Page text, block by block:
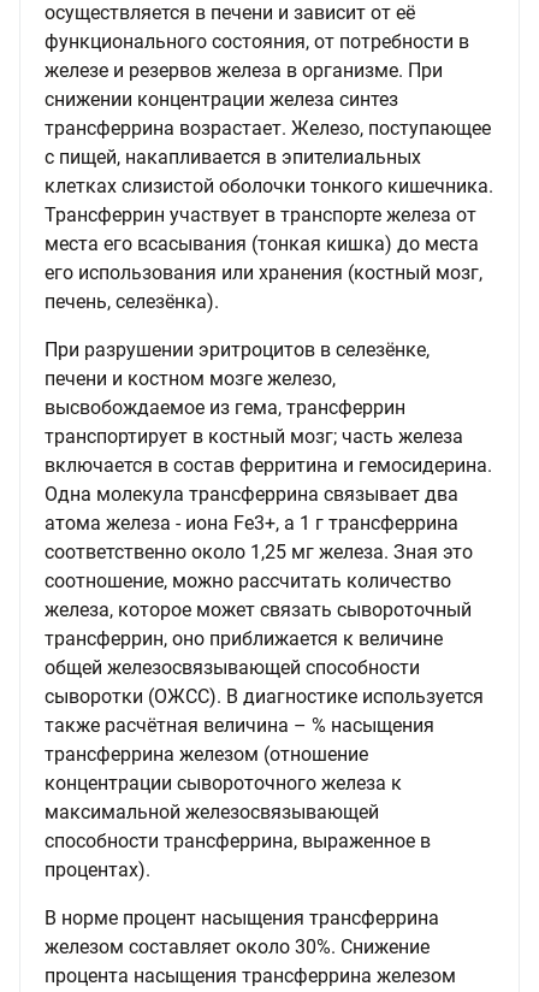
осуществляется в печени и зависит от её
функционального состояния, от потребности в
железе и резервов железа в организме. При
снижении концентрации железа синтез
трансферрина возрастает. Железо, поступающее
с пищей, накапливается в эпителиальных
клетках слизистой оболочки тонкого кишечника.
Трансферрин участвует в транспорте железа от
места его всасывания (тонкая кишка) до места
его использования или хранения (костный мозг,
печень, селезёнка).
При разрушении эритроцитов в селезёнке,
печени и костном мозге железо,
высвобождаемое из гема, трансферрин
транспортирует в костный мозг; часть железа
включается в состав ферритина и гемосидерина.
Одна молекула трансферрина связывает два
атома железа - иона Fe3+, а 1 г трансферрина
соответственно около 1,25 мг железа. Зная это
соотношение, можно рассчитать количество
железа, которое может связать сывороточный
трансферрин, оно приближается к величине
общей железосвязывающей способности
сыворотки (ОЖСС). В диагностике используется
также расчётная величина – % насыщения
трансферрина железом (отношение
концентрации сывороточного железа к
максимальной железосвязывающей
способности трансферрина, выраженное в
процентах).
В норме процент насыщения трансферрина
железом составляет около 30%. Снижение
процента насыщения трансферрина железом